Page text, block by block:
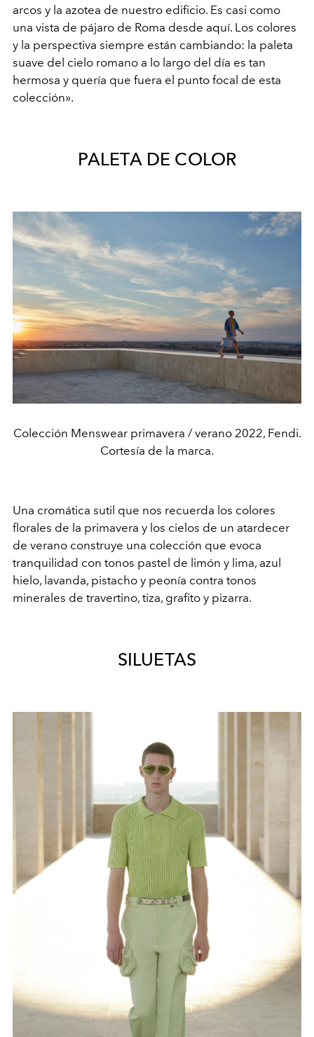
arcos y la azotea de nuestro edificio. Es casi como
una vista de pájaro de Roma desde aquí. Los colores
y la perspectiva siempre están cambiando: la paleta
suave del cielo romano a lo largo del día es tan
hermosa y quería que fuera el punto focal de esta
colección».
PALETA DE COLOR
Colección Menswear primavera / verano 2022, Fendi.
Cortesía de la marca.
Una cromática sutil que nos recuerda los colores
florales de la primavera y los cielos de un atardecer
de verano construye una colección que evoca
tranquilidad con tonos pastel de limón y lima, azul
hielo, lavanda, pistacho y peonía contra tonos
minerales de travertino, tiza, grafito y pizarra.
SILUETAS